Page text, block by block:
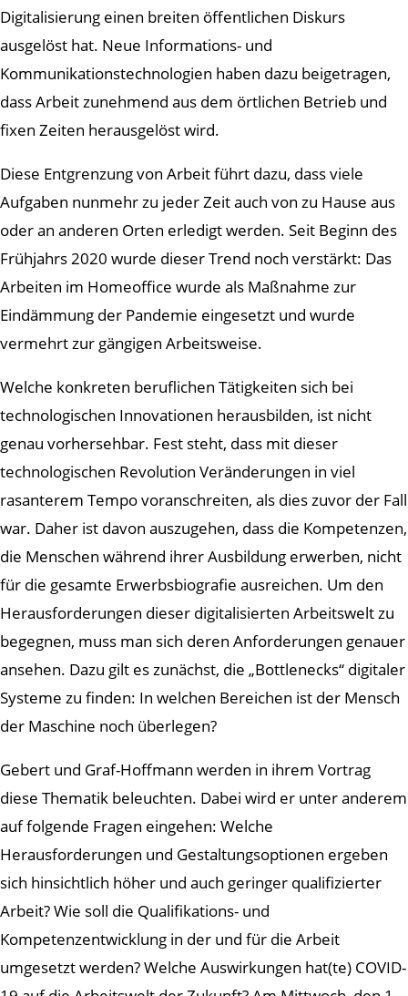
Digitalisierung einen breiten öffentlichen Diskurs
ausgelöst hat. Neue Informations- und
Kommunikationstechnologien haben dazu beigetragen,
dass Arbeit zunehmend aus dem örtlichen Betrieb und
fixen Zeiten herausgelöst wird.
Diese Entgrenzung von Arbeit führt dazu, dass viele
Aufgaben nunmehr zu jeder Zeit auch von zu Hause aus
oder an anderen Orten erledigt werden. Seit Beginn des
Frühjahrs 2020 wurde dieser Trend noch verstärkt: Das
Arbeiten im Homeoffice wurde als Maßnahme zur
Eindämmung der Pandemie eingesetzt und wurde
vermehrt zur gängigen Arbeitsweise.
Welche konkreten beruflichen Tätigkeiten sich bei
technologischen Innovationen herausbilden, ist nicht
genau vorhersehbar. Fest steht, dass mit dieser
technologischen Revolution Veränderungen in viel
rasanterem Tempo voranschreiten, als dies zuvor der Fall
war. Daher ist davon auszugehen, dass die Kompetenzen,
die Menschen während ihrer Ausbildung erwerben, nicht
für die gesamte Erwerbsbiografie ausreichen. Um den
Herausforderungen dieser digitalisierten Arbeitswelt zu
begegnen, muss man sich deren Anforderungen genauer
ansehen. Dazu gilt es zunächst, die „Bottlenecks“ digitaler
Systeme zu finden: In welchen Bereichen ist der Mensch
der Maschine noch überlegen?
Gebert und Graf-Hoffmann werden in ihrem Vortrag
diese Thematik beleuchten. Dabei wird er unter anderem
auf folgende Fragen eingehen: Welche
Herausforderungen und Gestaltungsoptionen ergeben
sich hinsichtlich höher und auch geringer qualifizierter
Arbeit? Wie soll die Qualifikations- und
Kompetenzentwicklung in der und für die Arbeit
umgesetzt werden? Welche Auswirkungen hat(te) COVID-